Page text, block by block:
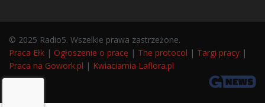
© 2025 Radio5. Wszelkie prawa zastrzeżone.
Praca Ełk | Ogłoszenie o pracę | The protocol | Targi pracy |
Praca na Gowork.pl | Kwiaciarnia Laflora.pl